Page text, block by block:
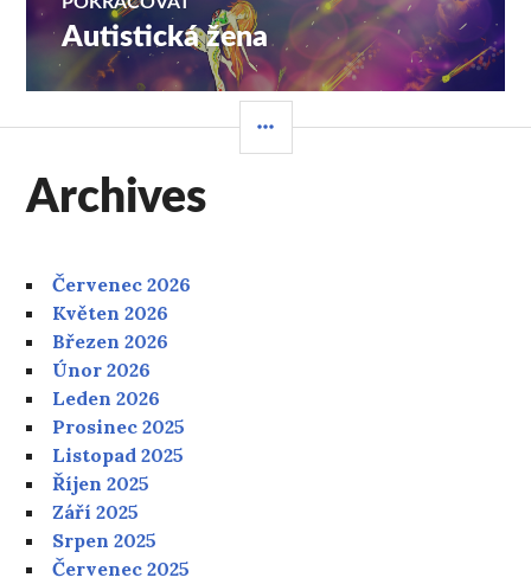
Následující
příspěvek:
Autistická žena
PANEL
Archives
Červenec 2026
Květen 2026
Březen 2026
Únor 2026
Leden 2026
Prosinec 2025
Listopad 2025
Říjen 2025
Září 2025
Srpen 2025
Červenec 2025